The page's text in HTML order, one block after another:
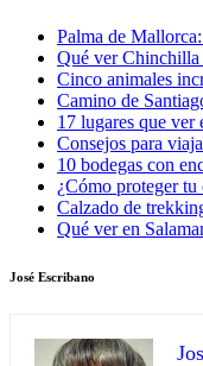
Palma de
Qué ver Chinchilla
Cinco animales
Camino de
17 lugares que
Consejos para
10 bodegas con
¿Cómo proteger
Calzado de
Qué ver en
José Escribano